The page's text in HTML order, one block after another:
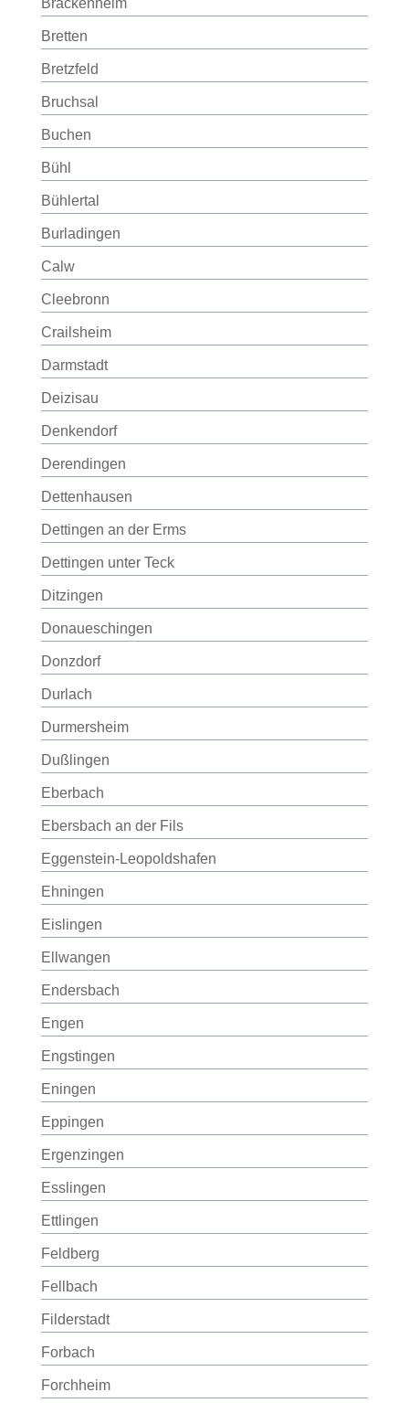
Brackenheim
Bretten
Bretzfeld
Bruchsal
Buchen
Bühl
Bühlertal
Burladingen
Calw
Cleebronn
Crailsheim
Darmstadt
Deizisau
Denkendorf
Derendingen
Dettenhausen
Dettingen an der Erms
Dettingen unter Teck
Ditzingen
Donaueschingen
Donzdorf
Durlach
Durmersheim
Dußlingen
Eberbach
Ebersbach an der Fils
Eggenstein-Leopoldshafen
Ehningen
Eislingen
Ellwangen
Endersbach
Engen
Engstingen
Eningen
Eppingen
Ergenzingen
Esslingen
Ettlingen
Feldberg
Fellbach
Filderstadt
Forbach
Forchheim